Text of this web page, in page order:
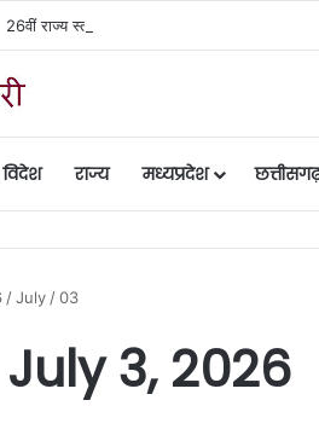
26वीं राज्य स्तरीय शालेय क्रीड़ा प्रतियोगिता की
विदेश राज्य मध्यप्रदेश
/July /03
July 3, 2026